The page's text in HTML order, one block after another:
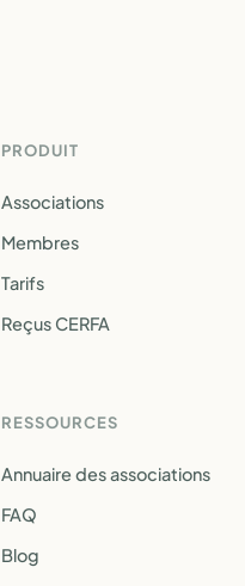
PRODUIT
Associations
Membres
Tarifs
Reçus CERFA
RESSOURCES
Annuaire des associations
FAQ
Blog